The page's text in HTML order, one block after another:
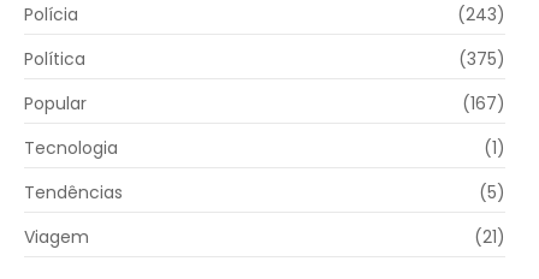
Polícia
(243)
Política
(375)
Popular
(167)
Tecnologia
(1)
Tendências
(5)
Viagem
(21)